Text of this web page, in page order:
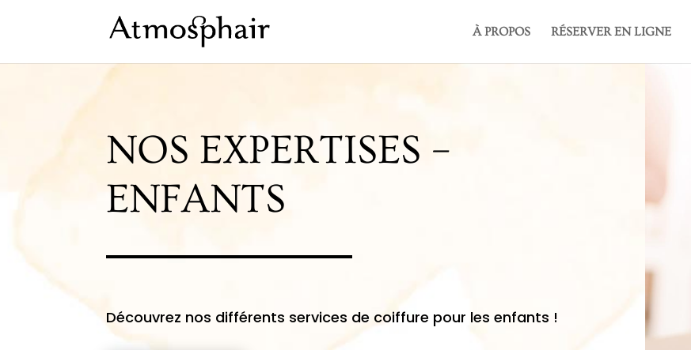
À PROPOS RÉSERVER EN LIGNE
NOS EXPERTISES –
ENFANTS
Découvrez nos différents services de coiffure pour les enfants !